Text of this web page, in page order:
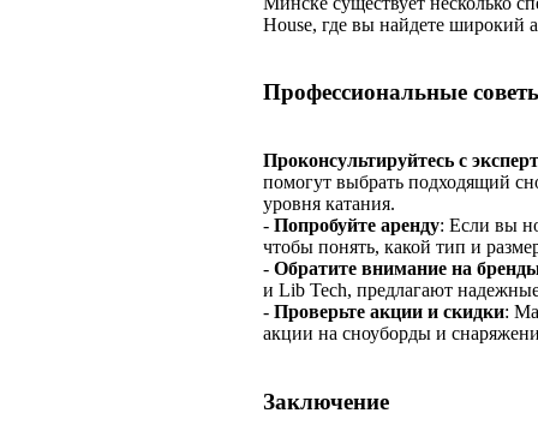
House, где вы найдете широкий
Профессиональные
Проконсультируйтесь с
помогут выбрать подходящий
уровня катания.
- Попробуйте аренду: Если вы
чтобы понять, какой тип и
- Обратите внимание на
и Lib Tech, предлагают
- Проверьте акции и скидки:
акции на сноуборды и
Заключение